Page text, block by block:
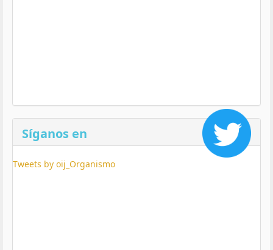
Síganos en
Tweets by oij_Organismo